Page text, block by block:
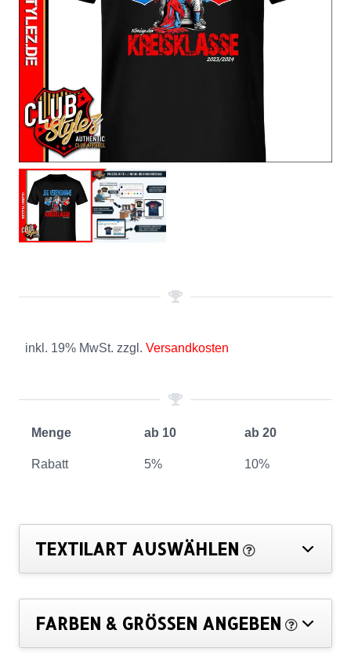
inkl. 19% MwSt. zzgl. Versandkosten
Menge ab 10 ab 20
Rabatt 5% 10%
TEXTILART AUSWÄHLEN
FARBEN & GRÖSSEN ANGEBEN